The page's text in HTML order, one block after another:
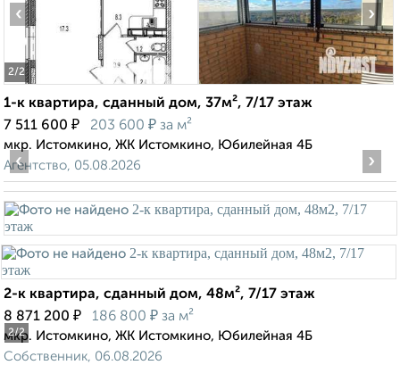
2/2
‹ ›
1-к квартира, сданный дом, 37м², 7/17 этаж
7 511 600 ₽ 203 600 ₽ за м²
мкр. Истомкино, ЖК Истомкино, Юбилейная 4Б
Агентство, 05.08.2026
2/2
‹ ›
2-к квартира, сданный дом, 48м², 7/17 этаж
8 871 200 ₽ 186 800 ₽ за м²
мкр. Истомкино, ЖК Истомкино, Юбилейная 4Б
Собственник, 06.08.2026